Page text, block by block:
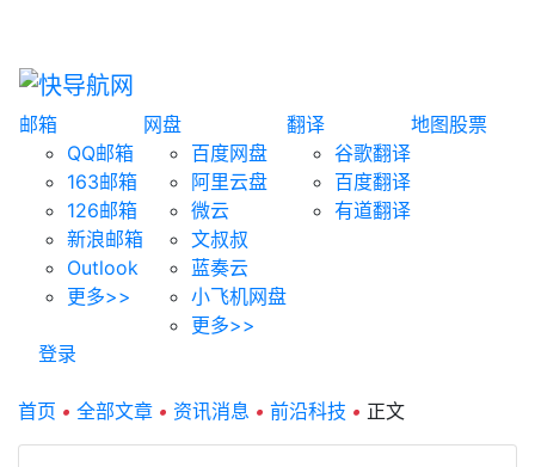
邮箱
QQ邮箱
163邮箱
126邮箱
新浪邮箱
Outlook
更多>>
网盘
百度网盘
阿里云盘
微云
文叔叔
蓝奏云
小飞机网盘
更多>>
翻译
谷歌翻译
百度翻译
有道翻译
地图股票
登录
首页 • 全部文章 • 资讯消息 • 前沿科技 • 正文